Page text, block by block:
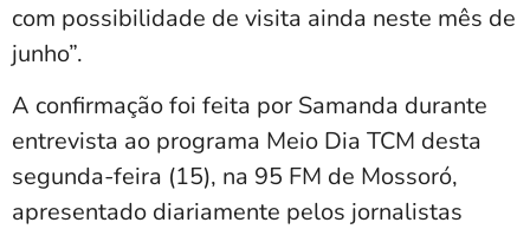
com possibilidade de visita ainda neste mês de
junho”.
A confirmação foi feita por Samanda durante
entrevista ao programa Meio Dia TCM desta
segunda-feira (15), na 95 FM de Mossoró,
apresentado diariamente pelos jornalistas